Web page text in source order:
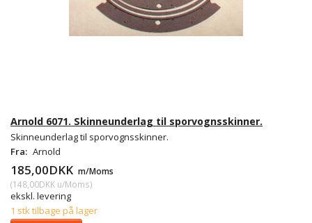
Arnold 6071. Skinneunderlag til sporvognsskinner.
Skinneunderlag til sporvognsskinner.
Fra: Arnold
185,00DKK m/Moms
(148,00DKK u/Moms)
ekskl. levering
1 stk tilbage på lager